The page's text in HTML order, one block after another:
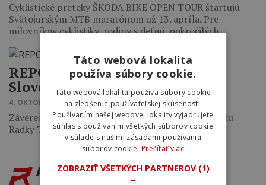
Cyklistické preteky ŠKODA BIKE OPEN TOUR štartujú
Svätojurským MTB maratónom už 13. apríla. Pre
milovníkov cyklistiky, rodiny s deťmi, pokročilých…
REPORT: ŠKODA maratón
Slovenský raj
4. OKTÓBRA 2016 15:55
Záverečné kolo ŠKODA BIKE OPEN TOUR, z pohľadu
Radky Tabačkovej.
AKTUALITY
Táto webová lokalita
používa súbory cookie.
Táto webová lokalita používa súbory cookie
na zlepšenie používateľskej skúsenosti.
Používaním našej webovej lokality vyjadrujete
súhlas s používaním všetkých súborov cookie
v súlade s našimi zásadami používania
súborov cookie. Prečítať viac
ZOBRAZIŤ VŠETKÝCH PARTNEROV (1)
→